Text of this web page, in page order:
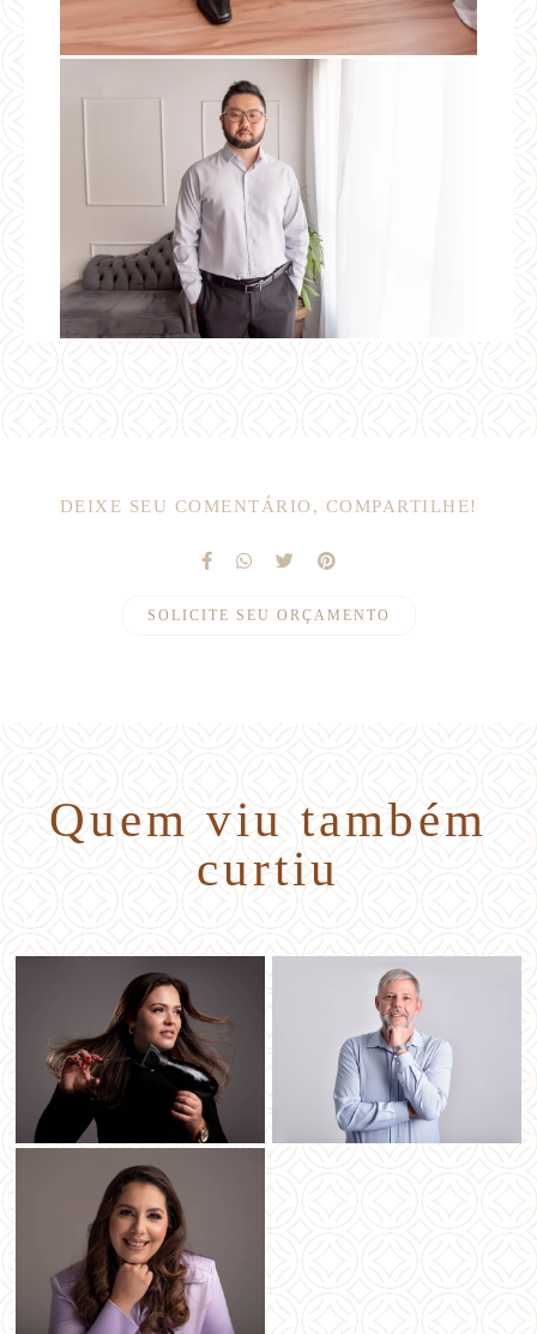
DEIXE SEU COMENTÁRIO, COMPARTILHE!
SOLICITE SEU ORÇAMENTO
Quem viu também
curtiu